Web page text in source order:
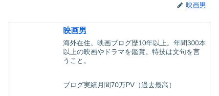
映画男
映画男
海外在住。映画ブログ歴10年以上。年間300本
以上の映画やドラマを鑑賞。特技は文句を言
うこと。
ブログ実績月間70万PV（過去最高）